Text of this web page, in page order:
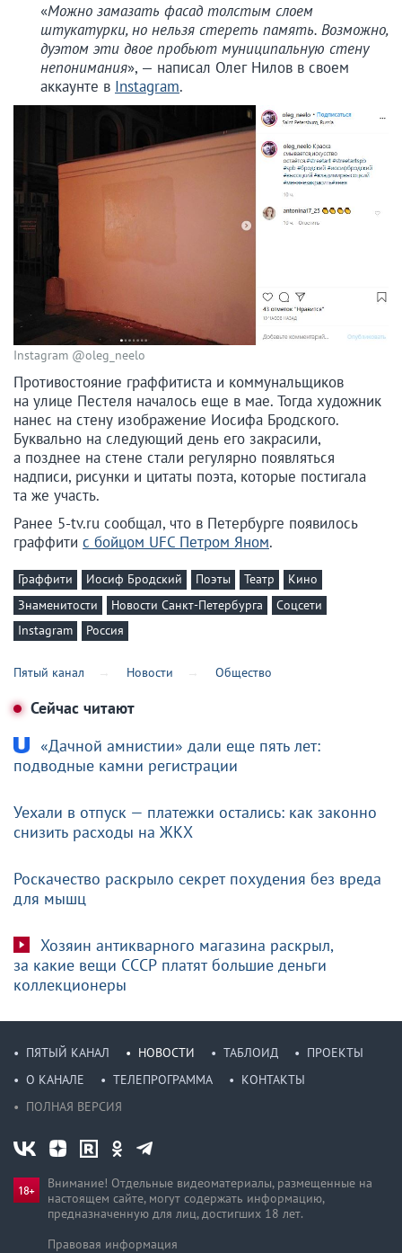
«Можно замазать фасад толстым слоем
штукатурки, но нельзя стереть память. Возможно,
дуэтом эти двое пробьют муниципальную стену
непонимания», — написал Олег Нилов в своем
аккаунте в Instagram.
Instagram @oleg_neelo
Противостояние граффитиста и коммунальщиков
на улице Пестеля началось еще в мае. Тогда художник
нанес на стену изображение Иосифа Бродского.
Буквально на следующий день его закрасили,
а позднее на стене стали регулярно появляться
надписи, рисунки и цитаты поэта, которые постигала
та же участь.
Ранее 5-tv.ru сообщал, что в Петербурге появилось
граффити с бойцом UFC Петром Яном.
Граффити Иосиф Бродский Поэты Театр
Кино
Знаменитости
Новости Санкт-Петербурга
Соцсети
Instagram
Россия
Пятый канал Новости Общество
Сейчас читают
«Дачной амнистии» дали еще пять лет:
подводные камни регистрации
Уехали в отпуск — платежки остались: как законно
снизить расходы на ЖКХ
Роскачество раскрыло секрет похудения без вреда
для мышц
Хозяин антикварного магазина раскрыл,
за какие вещи СССР платят большие деньги
коллекционеры
ПЯТЫЙ КАНАЛ НОВОСТИ ТАБЛОИД
ПРОЕКТЫ
О КАНАЛЕ
ТЕЛЕПРОГРАММА
КОНТАКТЫ
ПОЛНАЯ ВЕРСИЯ
Внимание! Отдельные видеоматериалы, размещенные на
настоящем сайте, могут содержать информацию,
предназначен­ную для лиц, достигших 18 лет.
Правовая информация